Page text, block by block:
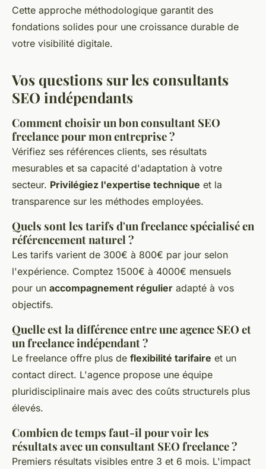
Cette approche méthodologique garantit des
fondations solides pour une croissance durable de
votre visibilité digitale.
Vos questions sur les consultants
SEO indépendants
Comment choisir un bon consultant SEO
freelance pour mon entreprise ?
Vérifiez ses références clients, ses résultats
mesurables et sa capacité d'adaptation à votre
secteur. Privilégiez l'expertise technique et la
transparence sur les méthodes employées.
Quels sont les tarifs d'un freelance spécialisé en
référencement naturel ?
Les tarifs varient de 300€ à 800€ par jour selon
l'expérience. Comptez 1500€ à 4000€ mensuels
pour un accompagnement régulier adapté à vos
objectifs.
Quelle est la différence entre une agence SEO et
un freelance indépendant ?
Le freelance offre plus de flexibilité tarifaire et un
contact direct. L'agence propose une équipe
pluridisciplinaire mais avec des coûts structurels plus
élevés.
Combien de temps faut-il pour voir les
résultats avec un consultant SEO freelance ?
Premiers résultats visibles entre 3 et 6 mois. L'impact